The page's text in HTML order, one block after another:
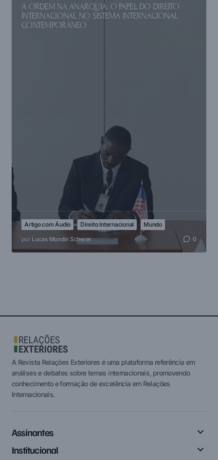
A ORDEM NA ANARQUIA: O PAPEL DO DIREITO
INTERNACIONAL NO SISTEMA INTERNACIONAL
CONTEMPORÂNEO
Artigo com Áudio Direito Internacional
Mundo
por Lucas Mondin Scherer 0
A Revista Relações Exteriores é uma plataforma referência em
análises e debates sobre temas internacionais, promovendo
conhecimento e formação de excelência em Relações
Internacionais.
Assinantes
Institucional